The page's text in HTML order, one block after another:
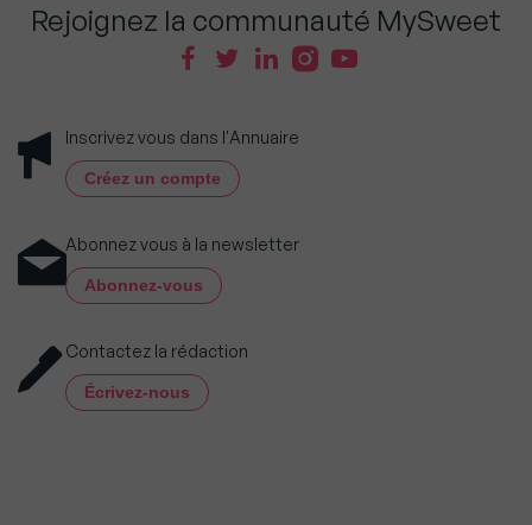
Rejoignez la communauté MySweet
Inscrivez vous dans l'Annuaire
Créez un compte
Abonnez vous à la newsletter
Abonnez-vous
Contactez la rédaction
Écrivez-nous